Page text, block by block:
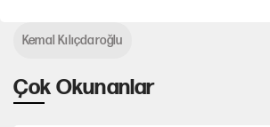
Çok Okunanlar
Kemal Kılıçdaroğlu